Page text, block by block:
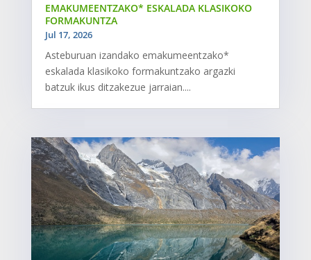
EMAKUMEENTZAKO* ESKALADA KLASIKOKO
FORMAKUNTZA
Jul 17, 2026
Asteburuan izandako emakumeentzako*
eskalada klasikoko formakuntzako argazki
batzuk ikus ditzakezue jarraian....